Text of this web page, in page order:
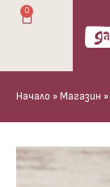
0
Начало » Магазин »